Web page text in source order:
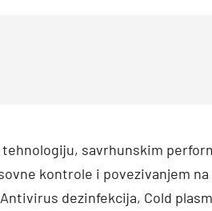
savrhunskim
kontrole i povezivanjem
dezinfekcija, Cold